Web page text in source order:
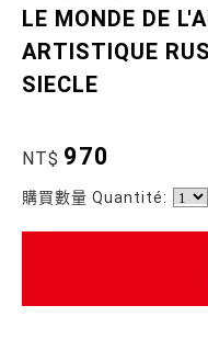
LE MONDE DE
ARTISTIQUE
SIECLE
NT$ 970
購買數量 Quantité: